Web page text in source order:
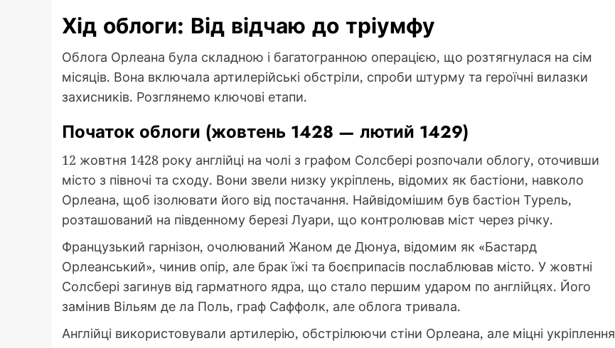
Хід облоги: Від відчаю до тріумфу
Облога Орлеана була складною і багатогранною операцією, що розтягнулася на сім
місяців. Вона включала артилерійські обстріли, спроби штурму та героїчні вилазки
захисників. Розглянемо ключові етапи.
Початок облоги (жовтень 1428 — лютий 1429)
12 жовтня 1428 року англійці на чолі з графом Солсбері розпочали облогу, оточивши
місто з півночі та сходу. Вони звели низку укріплень, відомих як бастіони, навколо
Орлеана, щоб ізолювати його від постачання. Найвідомішим був бастіон Турель,
розташований на південному березі Луари, що контролював міст через річку.
Французький гарнізон, очолюваний Жаном де Дюнуа, відомим як «Бастард
Орлеанський», чинив опір, але брак їжі та боєприпасів послаблював місто. У жовтні
Солсбері загинув від гарматного ядра, що стало першим ударом по англійцях. Його
замінив Вільям де ла Поль, граф Саффолк, але облога тривала.
Англійці використовували артилерію, обстрілюючи стіни Орлеана, але міцні укріплення